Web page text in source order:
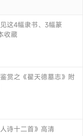
这4幅隶书、3幅篆
收藏
赏之《翟天德墓志》附
诗十二首》高清